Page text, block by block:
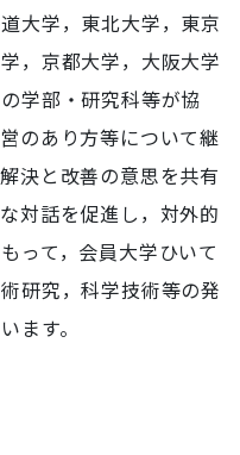
大学，東北大学，東京
，京都大学，大阪大学
学部・研究科等が協
のあり方等について継
決と改善の意思を共有
対話を促進し，対外的
って，会員大学ひいて
研究，科学技術等の発
ます。